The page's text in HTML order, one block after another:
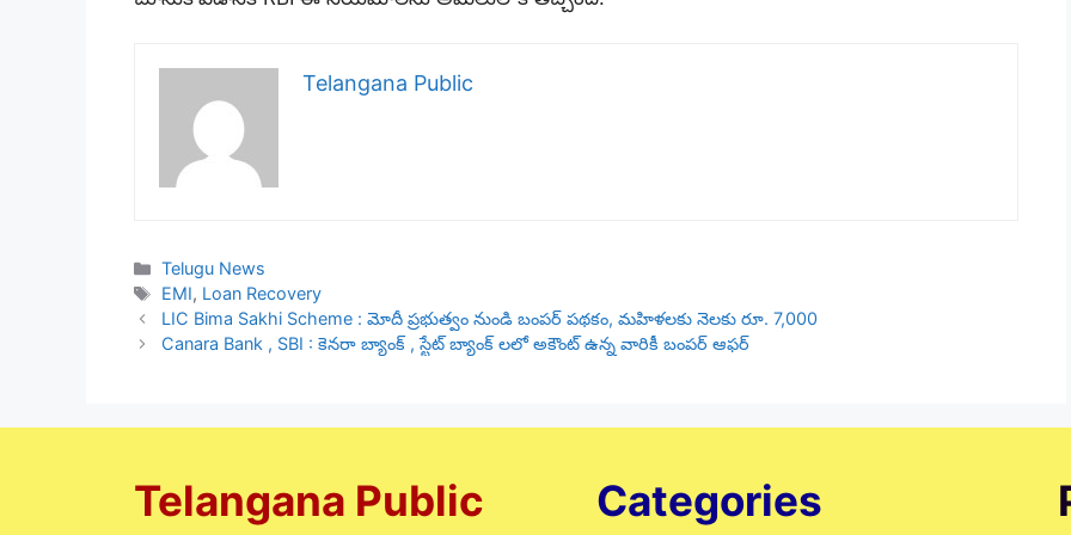
Telangana Public
Categories
Telugu News
Tags
EMI, Loan Recovery
LIC Bima Sakhi Scheme : మోదీ ప్రభుత్వం నుండి బంపర్ పథకం, మహిళలకు నెలకు రూ. 7,000
Canara Bank , SBI : కెనరా బ్యాంక్ , స్టేట్ బ్యాంక్ లలో అకౌంట్ ఉన్న వారికీ బంపర్ ఆఫర్
Telangana Public Categories